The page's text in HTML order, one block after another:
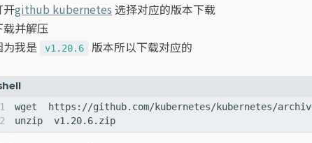
开github kubernetes 选择对应的版本下载
载并解压
为我是
v1.20.6 版本所以下载对应的
1